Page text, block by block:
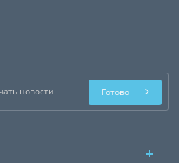
Готово